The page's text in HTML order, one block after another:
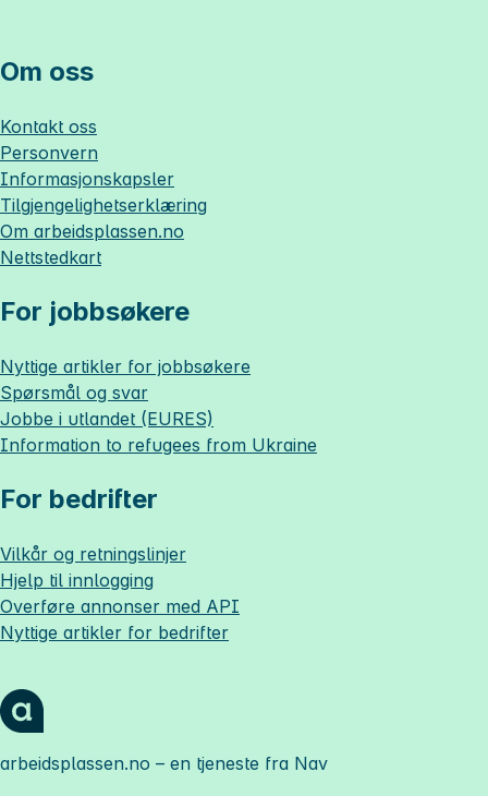
Om oss
Kontakt oss
Personvern
Informasjonskapsler
Tilgjengelighetserklæring
Om arbeidsplassen.no
Nettstedkart
For jobbsøkere
Nyttige artikler for jobbsøkere
Spørsmål og svar
Jobbe i utlandet (EURES)
Information to refugees from Ukraine
For bedrifter
Vilkår og retningslinjer
Hjelp til innlogging
Overføre annonser med API
Nyttige artikler for bedrifter
arbeidsplassen.no – en tjeneste fra Nav